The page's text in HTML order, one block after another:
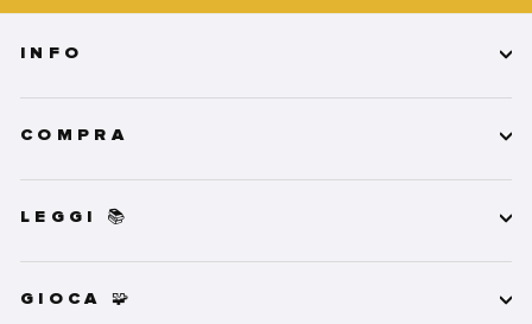
INFO
COMPRA
LEGGI 📚
GIOCA 🧩